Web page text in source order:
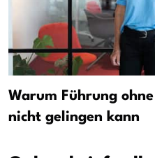
Warum Führung
nicht gelingen kann